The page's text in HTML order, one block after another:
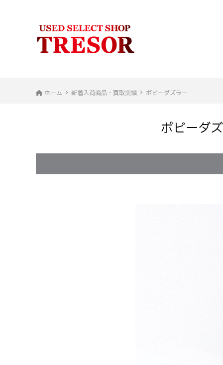
ホーム 新着入荷商品・買取実績 ボビーダズラー
ボビーダ